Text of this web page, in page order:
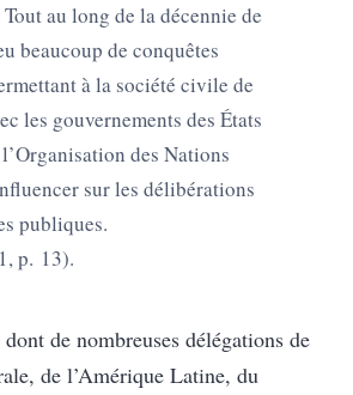
au long de la décennie de
beaucoup de conquêtes
à la société civile de
les gouvernements des États
des Nations
sur les délibérations
publiques.
p. 13).
de nombreuses délégations de
de l’Amérique Latine, du